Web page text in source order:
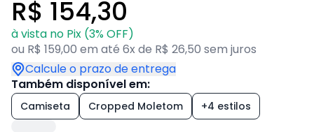
R$ 154,30
à vista no Pix (3% OFF)
ou R$ 159,00 em até 6x de R$ 26,50 sem juros
Calcule o prazo de entrega
Também disponível em:
Camiseta Cropped Moletom +4 estilos